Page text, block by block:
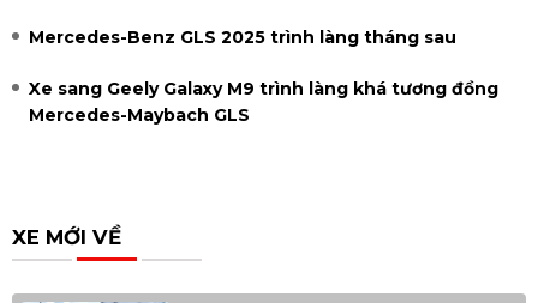
Mercedes-Benz GLS 2025 trình làng tháng sau
Xe sang Geely Galaxy M9 trình làng khá tương đồng
Mercedes-Maybach GLS
XE MỚI VỀ